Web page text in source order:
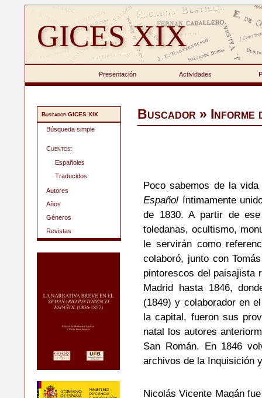
GICES XIX
Presentación Actividades
Buscador GICES XIX
Búsqueda simple
Cuentos:
Españoles
Traducidos
Autores
Años
Géneros
Revistas
Buscador » Informe
Poco sabemos de la
Español íntimamente
de 1830. A partir de
toledanas, ocultismo,
le servirán como
colaboró, junto con
pintorescos del paisajista
Madrid hasta 1846,
(1849) y colaborador en
la capital, fueron sus
natal los autores
San Román. En 1846
archivos de la Inquisición
Nicolás Vicente Magán